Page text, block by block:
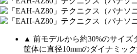
▲ 前モデルから約30%のサイズ
筐体に直径10mmのダイナミッ